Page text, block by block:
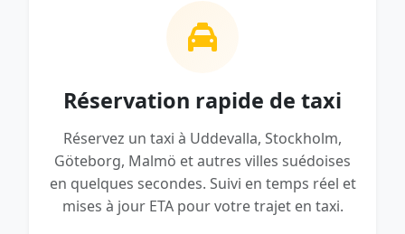
Réservation rapide de taxi
Réservez un taxi à Uddevalla, Stockholm,
Göteborg, Malmö et autres villes suédoises
en quelques secondes. Suivi en temps réel et
mises à jour ETA pour votre trajet en taxi.